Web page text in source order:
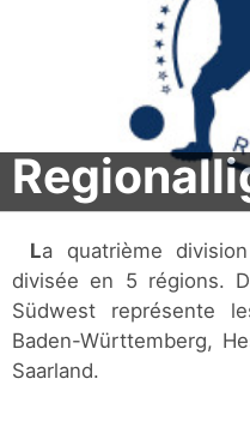
La quatrième division allemande de football est
divisée en 5 régions.
Südwest représente
Baden-Württemberg,
Saarland.